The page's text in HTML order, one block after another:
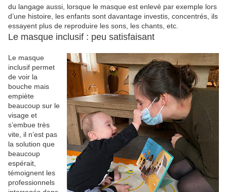
du langage aussi, lorsque le masque est enlevé par exemple lors
d’une histoire, les enfants sont davantage investis, concentrés, ils
essayent plus de reproduire les sons, les chants, etc.
Le masque inclusif : peu satisfaisant
Le masque
inclusif permet
de voir la
bouche mais
empiète
beaucoup sur le
visage et
s’embue très
vite, il n’est pas
la solution que
beaucoup
espérait,
témoignent les
professionnels